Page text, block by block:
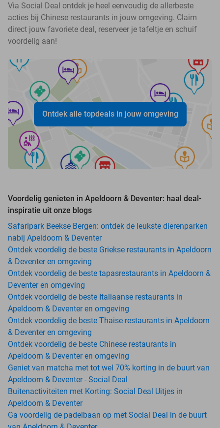
Via Social Deal ontdek je heel eenvoudig de allerbeste
acties bij Chinese restaurants in jouw omgeving. Claim
direct jouw favoriete deal, reserveer je tafeltje en schuif
voordelig aan!
Ontdek alle topdeals in jouw omgeving
Voordelig genieten in Apeldoorn & Deventer: haal deal-
inspiratie uit onze blogs
Safaripark Beekse Bergen: ontdek de leukste dierenparken
nabij Apeldoorn & Deventer
Ontdek voordelig de beste Griekse restaurants in Apeldoorn
& Deventer en omgeving
Ontdek voordelig de beste tapasrestaurants in Apeldoorn &
Deventer en omgeving
Ontdek voordelig de beste Italiaanse restaurants in
Apeldoorn & Deventer en omgeving
Ontdek voordelig de beste Thaise restaurants in Apeldoorn
& Deventer en omgeving
Ontdek voordelig de beste Chinese restaurants in
Apeldoorn & Deventer en omgeving
Geniet van matcha met tot wel 70% korting in de buurt van
Apeldoorn & Deventer - Social Deal
Buitenactiviteiten met Korting: Social Deal Uitjes in
Apeldoorn & Deventer
Ga voordelig de padelbaan op met Social Deal in de buurt